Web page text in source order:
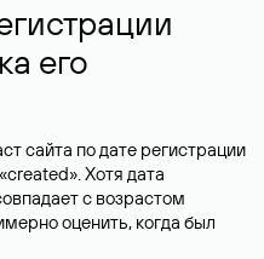
его
сайта по дате регистрации
Хотя дата
с возрастом
оценить, когда был